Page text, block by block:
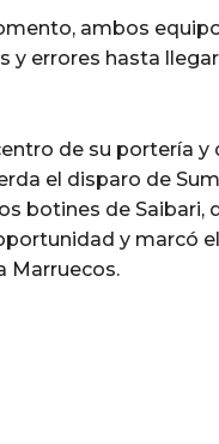
ambos
y errores hasta
de su portería y
el disparo de
botines de Saibari,
y marcó
Marruecos.